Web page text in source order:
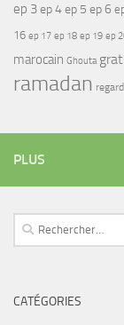
ep 3ep 4ep 5 ep 6
16 ep 17 ep 18 ep 19 ep
marocain Ghouta
ramadan
PLUS
Rechercher :
CATÉGORIES